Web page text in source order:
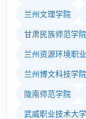
兰州文理学院
甘肃民族师范学院
兰州资源环境职
兰州博文科技学院
陇南师范学院
武威职业技术大学